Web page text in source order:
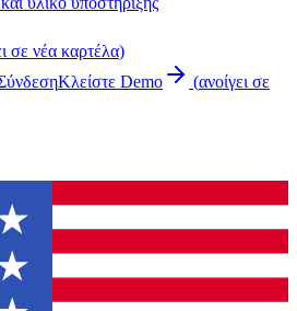
σε νέα καρτέλα)
Κλείστε Demo (ανοίγει σε